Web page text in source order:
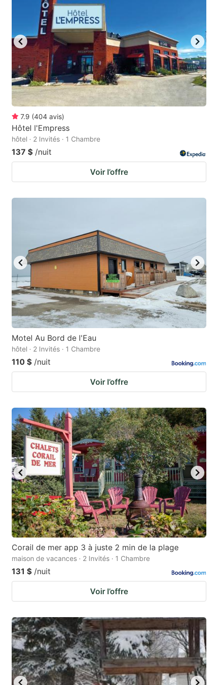
7.9 (404 avis)
Hôtel l'Empress
hôtel · 2 Invités · 1 Chambre
137 $ /nuit
Voir l’offre
Motel Au Bord de l'Eau
hôtel · 2 Invités · 1 Chambre
110 $ /nuit
Voir l’offre
Corail de mer app 3 à juste 2 min de la plage
maison de vacances · 2 Invités · 1 Chambre
131 $ /nuit
Voir l’offre